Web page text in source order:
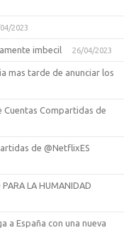
2023
imbecil 26/04/2023
mas tarde de anunciar los
Compartidas de
de @NetflixES
LA HUMANIDAD
a España con una nueva